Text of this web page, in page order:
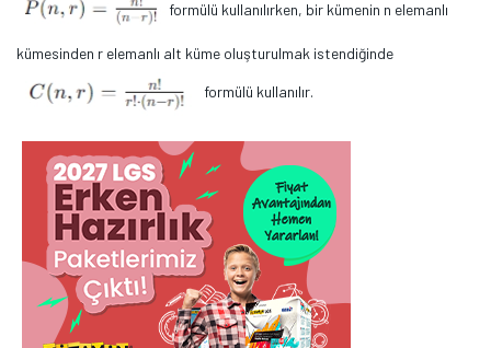
formülü kullanılırken, bir kümenin n elemanlı
kümesinden r elemanlı alt küme oluşturulmak istendiğinde
formülü kullanılır.